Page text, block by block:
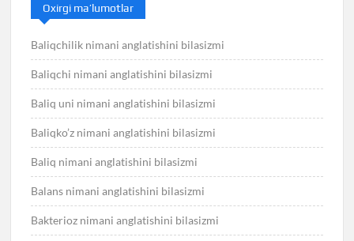
Oxirgi ma’lumotlar
Baliqchilik nimani anglatishini bilasizmi
Baliqchi nimani anglatishini bilasizmi
Baliq uni nimani anglatishini bilasizmi
Baliqko’z nimani anglatishini bilasizmi
Baliq nimani anglatishini bilasizmi
Balans nimani anglatishini bilasizmi
Bakterioz nimani anglatishini bilasizmi